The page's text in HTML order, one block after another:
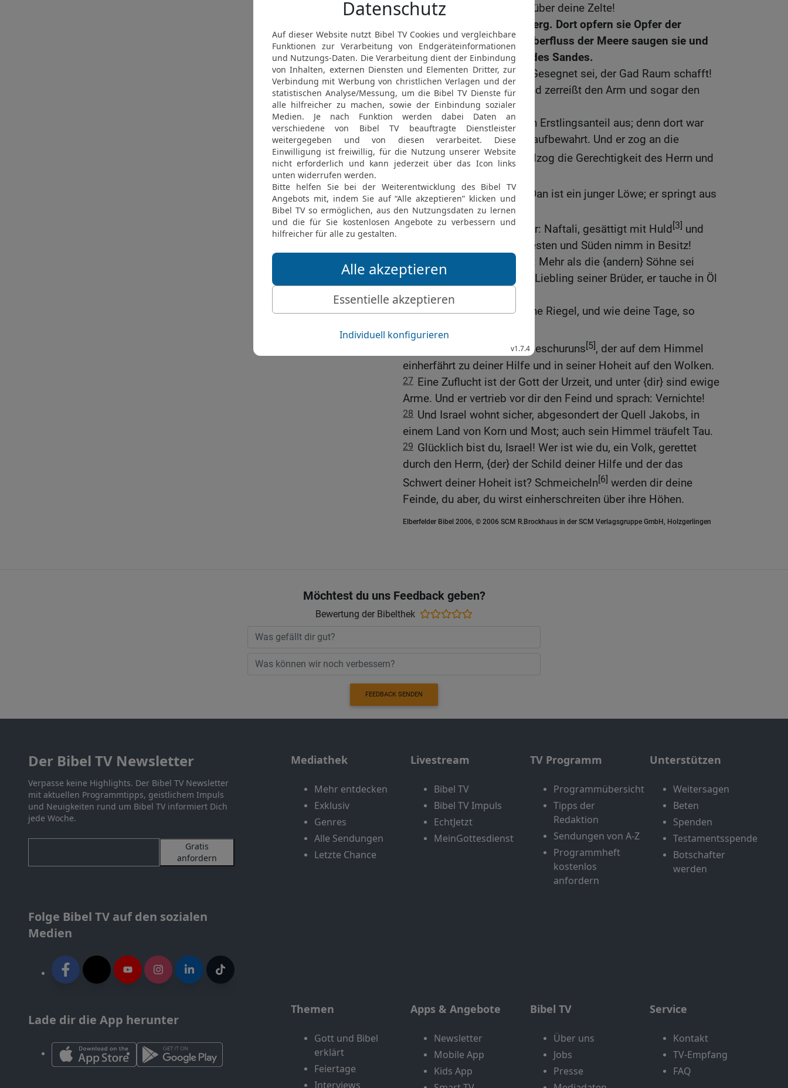
Auszug und du, Issaschar, über deine Zelte!
Sie rufen Völker zum Berg. Dort opfern sie Opfer der
Gerechtigkeit; denn den Überfluss der Meere saugen sie und
die verborgenen Schätze des Sandes.
20 Und für Gad sprach er: Gesegnet sei, der Gad Raum schafft!
Wie eine Löwin lagert er und zerreißt den Arm und sogar den
Scheitel.
21 Und er wählte sich einen Erstlingsanteil aus; denn dort war
der Anteil eines Anführers aufbewahrt. Und er zog an die
Spitze[1]des Volkes, er vollzog die Gerechtigkeit des Herrn und
22 Und für Dan sprach er: Dan ist ein junger Löwe; er springt aus
Baschan hervor.
23 Und für Naftali sprach er: Naftali, gesättigt mit Huld[3] und
voller Segen des Herrn! Westen und Süden nimm in Besitz!
Und für Asser sprach er: Mehr als die {andern} Söhne sei
Asser gesegnet! Er sei der Liebling seiner Brüder, er tauche in Öl
seinen Fuß!
Eisen und Erz seien deine Riegel, und wie deine Tage, so
deine Kraft
Keiner ist wie der Gott Jeschuruns[5], der auf dem Himmel
einherfährt zu deiner Hilfe und in seiner Hoheit auf den Wolken.
27 Eine Zuflucht ist der Gott der Urzeit, und unter {dir} sind ewige
Arme. Und er vertrieb vor dir den Feind und sprach: Vernichte!
28 Und Israel wohnt sicher, abgesondert der Quell Jakobs, in
einem Land von Korn und Most; auch sein Himmel träufelt Tau.
29 Glücklich bist du, Israel! Wer ist wie du, ein Volk, gerettet
durch den Herrn, {der} der Schild deiner Hilfe und der das
Schwert deiner Hoheit ist? Schmeicheln[6] werden dir deine
Feinde, du aber, du wirst einherschreiten über ihre Höhen.
Elberfelder Bibel 2006, © 2006 SCM R.Brockhaus in der SCM Verlagsgruppe GmbH, Holzgerlingen
Möchtest du uns Feedback geben?
Bewertung der Bibelthek
FEEDBACK SENDEN
Der Bibel TV Newsletter
Verpasse keine Highlights. Der Bibel TV Newsletter
mit aktuellen Programmtipps, geistlichem Impuls
und Neuigkeiten rund um Bibel TV informiert Dich
jede Woche.
Gratis
anfordern
Folge Bibel TV auf den sozialen
Medien
Lade dir die App herunter
Mediathek
Mehr entdecken
Exklusiv
Genres
Alle Sendungen
Letzte Chance
Livestream
Bibel TV
Bibel TV Impuls
EchtJetzt
MeinGottesdienst
TV Programm
Programmübersicht
Tipps der
Redaktion
Sendungen von A-Z
Programmheft
kostenlos
anfordern
Unterstützen
Weitersagen
Beten
Spenden
Testamentsspende
Botschafter
werden
Themen
Gott und Bibel
erklärt
Feiertage
Interviews
Apps & Angebote
Newsletter
Mobile App
Kids App
Bibel TV
Über uns
Jobs
Presse
Service
Kontakt
TV-Empfang
FAQ